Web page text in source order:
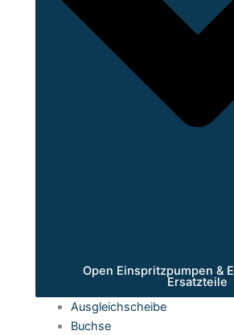
Open Einspritzpumpen &
Ersatzteile
Ausgleichscheibe
Buchse